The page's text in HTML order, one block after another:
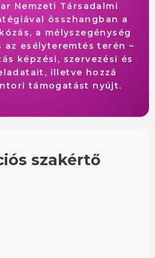
Nemzeti Társadalmi
összhangban a
a mélyszegénység
az esélyteremtés terén –
képzési, szervezési és
illetve hozzá
támogatást nyújt.
szakértő